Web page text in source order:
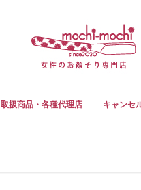
取扱商品・各種代理店 キャンセ